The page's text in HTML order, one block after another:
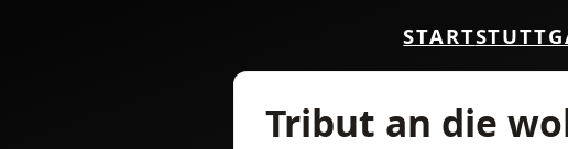
START
Tribut an die